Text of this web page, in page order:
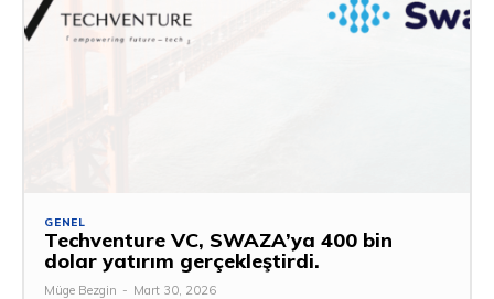
GENEL
Techventure VC, SWAZA’ya 400 bin
dolar yatırım gerçekleştirdi.
Müge Bezgin - Mart 30, 2026